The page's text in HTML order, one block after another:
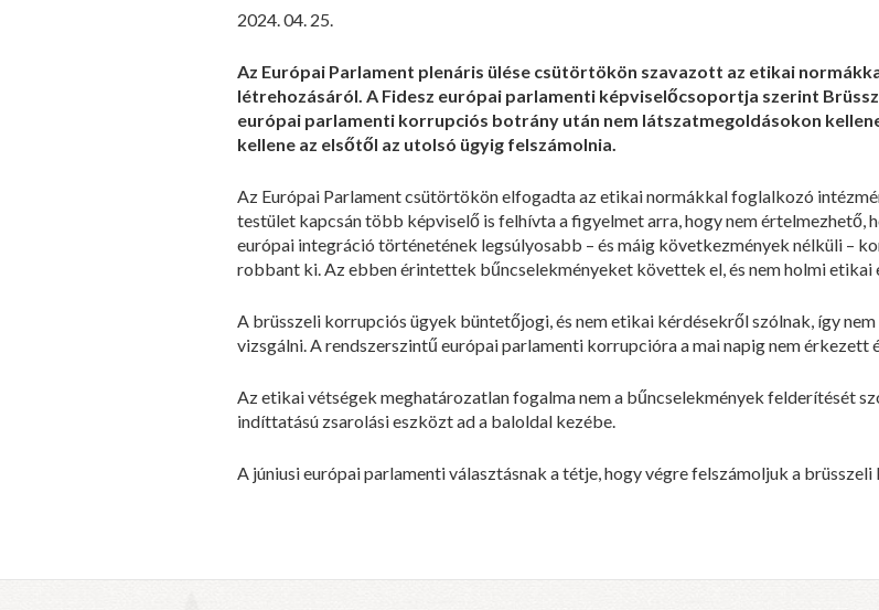
2024. 04. 25.
Az Európai Parlament plenáris ülése csütörtökön szavazott az etikai
létrehozásáról. A Fidesz európai parlamenti képviselőcsoportja szerint
európai parlamenti korrupciós botrány után nem látszatmegoldásokon
kellene az elsőtől az utolsó ügyig felszámolnia.
Az Európai Parlament csütörtökön elfogadta az etikai normákkal foglalkozó
testület kapcsán több képviselő is felhívta a figyelmet arra, hogy nem értelmezhető,
európai integráció történetének legsúlyosabb – és máig következmények nélküli –
robbant ki. Az ebben érintettek bűncselekményeket követtek el, és nem holmi
A brüsszeli korrupciós ügyek büntetőjogi, és nem etikai kérdésekről szólnak, így
vizsgálni. A rendszerszintű európai parlamenti korrupcióra a mai napig nem érkezett
Az etikai vétségek meghatározatlan fogalma nem a bűncselekmények felderítését
indíttatású zsarolási eszközt ad a baloldal kezébe.
A júniusi európai parlamenti választásnak a tétje, hogy végrefelszámoljuk a